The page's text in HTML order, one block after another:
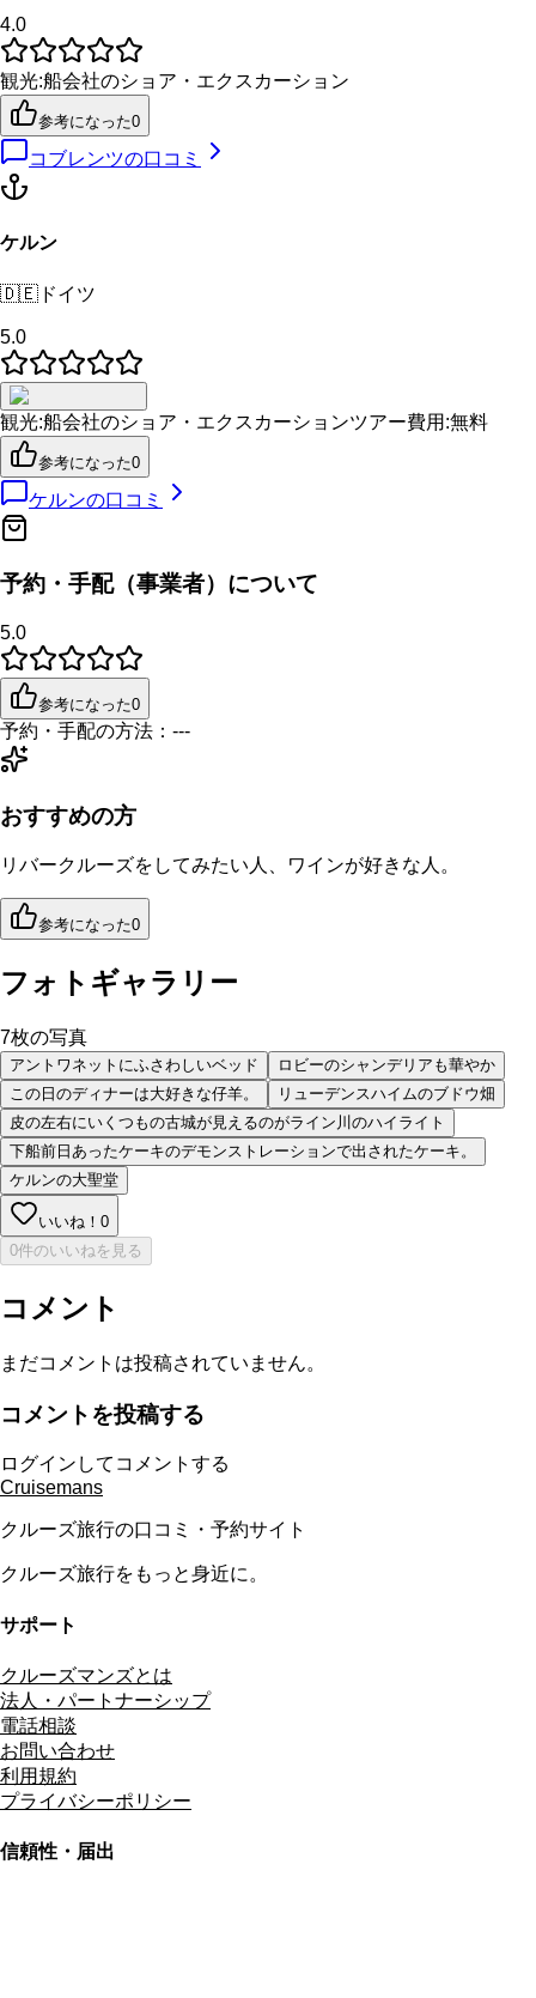
4.0
観光:船会社のショア・エクスカーション
参考になった0
コブレンツの口コミ
ケルン
🇩🇪 ドイツ
5.0
観光:船会社のショア・エクスカーションツアー費用 :無料
参考になった0
ケルンの口コミ
予約・手配（事業者）について
5.0
参考になった0
予約・手配の方法： ---
おすすめの方
リバークルーズをしてみたい人、ワインが好きな人。
参考になった0
フォトギャラリー
7枚の写真
アントワネットにふさわしいベッド
ロビーのシャンデリアも華やか
この日のディナーは大好きな仔羊。
リューデンスハイムのブドウ畑
皮の左右にいくつもの古城が見えるのがライン川のハイライト
下船前日あったケーキのデモンストレーションで出されたケーキ。
ケルンの大聖堂
いいね！ 0
0件のいいねを見る
コメント
まだコメントは投稿されていません。
コメントを投稿する
ログインしてコメントする
Cruisemans
クルーズ旅行の口コミ・予約サイト
クルーズ旅行をもっと身近に。
サポート
クルーズマンズとは
法人・パートナーシップ
電話相談
お問い合わせ
利用規約
プライバシーポリシー
信頼性・届出